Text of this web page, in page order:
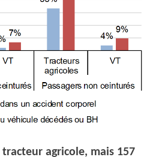
agricole, mais 157